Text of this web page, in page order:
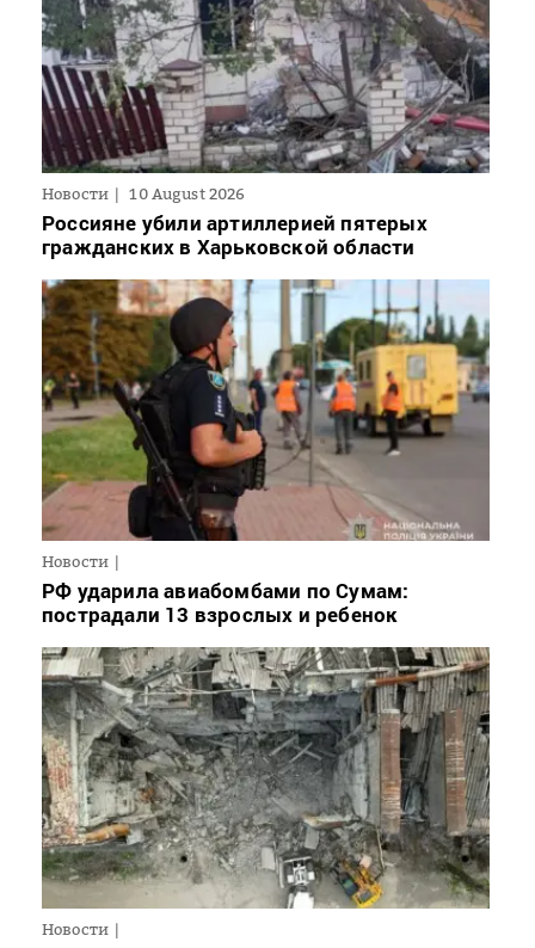
Новости 10 August 2026
Россияне убили артиллерией пятерых
гражданских в Харьковской области
Новости
РФ ударила авиабомбами по Сумам:
пострадали 13 взрослых и ребенок
Новости